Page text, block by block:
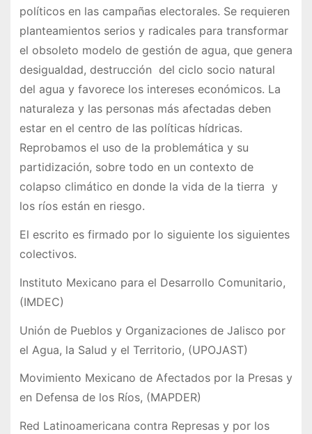
políticos en las campañas electorales. Se requieren
planteamientos serios y radicales para transformar
el obsoleto modelo de gestión de agua, que genera
desigualdad, destrucción del ciclo socio natural
del agua y favorece los intereses económicos. La
naturaleza y las personas más afectadas deben
estar en el centro de las políticas hídricas.
Reprobamos el uso de la problemática y su
partidización, sobre todo en un contexto de
colapso climático en donde la vida de la tierra y
los ríos están en riesgo.
El escrito es firmado por lo siguiente los siguientes
colectivos.
Instituto Mexicano para el Desarrollo Comunitario,
(IMDEC)
Unión de Pueblos y Organizaciones de Jalisco por
el Agua, la Salud y el Territorio, (UPOJAST)
Movimiento Mexicano de Afectados por la Presas y
en Defensa de los Ríos, (MAPDER)
Red Latinoamericana contra Represas y por los